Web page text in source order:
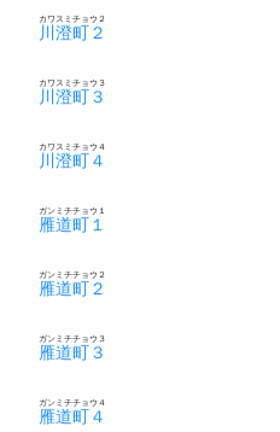
川澄町２
カワスミチョウ２
川澄町３
カワスミチョウ３
川澄町４
カワスミチョウ４
雁道町１
ガンミチチョウ１
雁道町２
ガンミチチョウ２
雁道町３
ガンミチチョウ３
雁道町４
ガンミチチョウ４